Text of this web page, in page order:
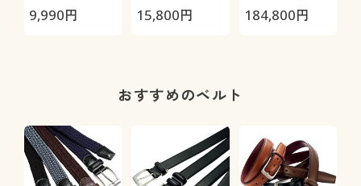
ージョブ®」
9,990円
極-
15,800円
184,800円
おすすめのベルト